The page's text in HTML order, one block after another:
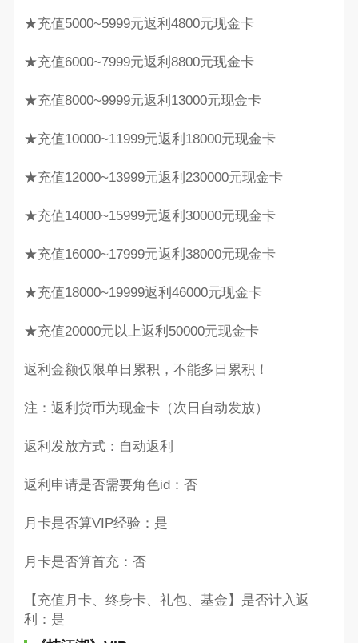
★充值5000~5999元返利4800元现金卡
★充值6000~7999元返利8800元现金卡
★充值8000~9999元返利13000元现金卡
★充值10000~11999元返利18000元现金卡
★充值12000~13999元返利230000元现金卡
★充值14000~15999元返利30000元现金卡
★充值16000~17999元返利38000元现金卡
★充值18000~19999返利46000元现金卡
★充值20000元以上返利50000元现金卡
返利金额仅限单日累积，不能多日累积！
注：返利货币为现金卡（次日自动发放）
返利发放方式：自动返利
返利申请是否需要角色id：否
月卡是否算VIP经验：是
月卡是否算首充：否
【充值月卡、终身卡、礼包、基金】是否计入返
利：是